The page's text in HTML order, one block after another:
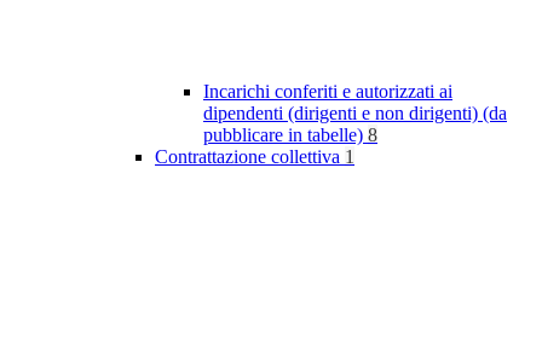
Incarichi conferiti e autorizzati ai
dipendenti (dirigenti e non dirigenti) (da
pubblicare in tabelle) 8
Contrattazione collettiva 1